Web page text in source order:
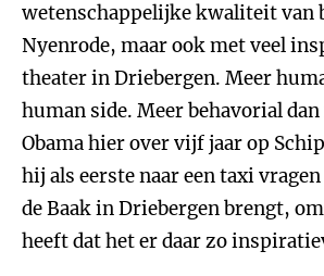
wetenschappelijke kwaliteit van
Nyenrode, maar ook met veel
theater in Driebergen. Meer
human side. Meer behavorial
Obama hier over vijf jaar op
hij als eerste naar een taxi
de Baak in Driebergen brengt,
heeft dat het er daar zo